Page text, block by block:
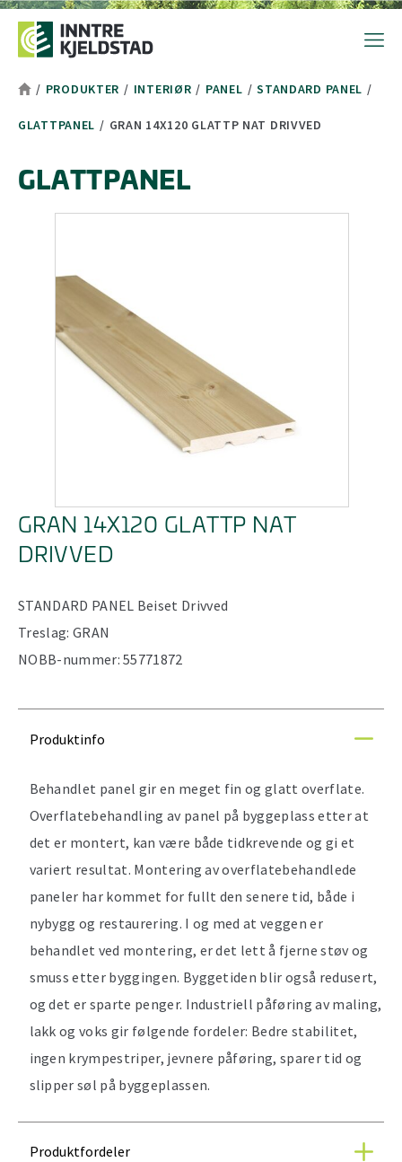
Hopp til toppområde
Hopp til hovedinnhold
Hopp til bunnområde
Tekststørrelsetips
PC: Press ned CTRL og klikk på + (pluss) for å forstørre eller
MAC: Press ned CMD og klikk på + (pluss) for å forstørre eller
/ PRODUKTER / INTERIØR / PANEL / STANDARD PANEL /
GLATTPANEL / GRAN 14X120 GLATTP NAT DRIVVED
GLATTPANEL
GRAN 14X120 GLATTP NAT
DRIVVED
STANDARD PANEL Beiset Drivved
Treslag: GRAN
NOBB-nummer:55771872
Produktinfo
Behandlet panel gir en meget fin og glatt overflate.
Overflatebehandling av panel på byggeplass etter at
det er montert, kan være både tidkrevende og gi et
variert resultat. Montering av overflatebehandlede
paneler har kommet for fullt den senere tid, både i
nybygg og restaurering. I og med at veggen er
behandlet ved montering, er det lett å fjerne støv og
smuss etter byggingen. Byggetiden blir også redusert,
og det er sparte penger. Industriell påføring av maling,
lakk og voks gir følgende fordeler: Bedre stabilitet,
ingen krympestriper, jevnere påføring, sparer tid og
slipper søl på byggeplassen.
Produktfordeler